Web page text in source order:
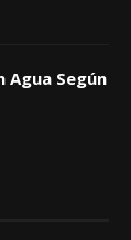
Agua Según